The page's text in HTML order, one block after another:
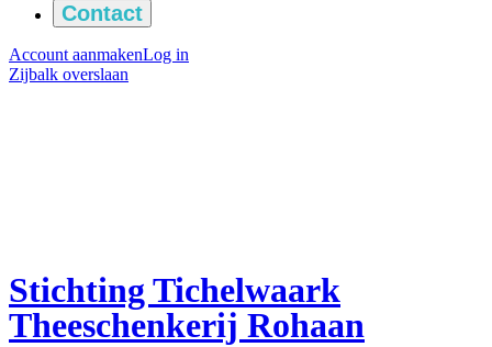
Contact
Account aanmakenLog in
Zijbalk overslaan
Stichting Tichelwaark
Theeschenkerij Rohaan